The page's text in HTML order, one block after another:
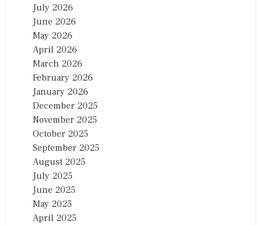
July 2026
June 2026
May 2026
April 2026
March 2026
February 2026
January 2026
December 2025
November 2025
October 2025
September 2025
August 2025
July 2025
June 2025
May 2025
April 2025